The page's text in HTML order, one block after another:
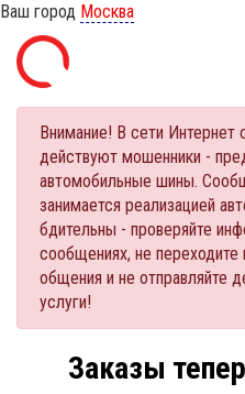
Ваш город Москва
Внимание! В сети
действуют мошенники -
автомобильные шины.
занимается реализацией
бдительны - проверяйте
сообщениях, не
общения и не отправляйте
услуги!
Заказы